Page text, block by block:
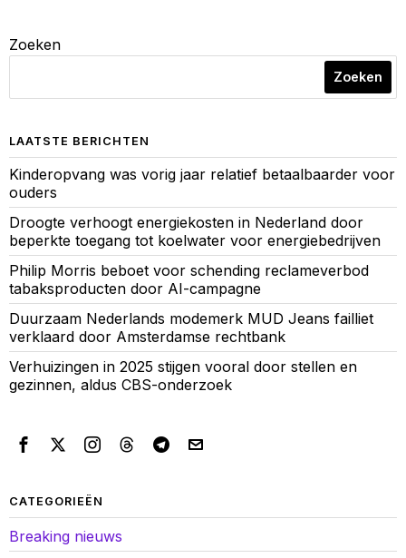
Zoeken
Zoeken
LAATSTE BERICHTEN
Kinderopvang was vorig jaar relatief betaalbaarder voor
ouders
Droogte verhoogt energiekosten in Nederland door
beperkte toegang tot koelwater voor energiebedrijven
Philip Morris beboet voor schending reclameverbod
tabaksproducten door AI-campagne
Duurzaam Nederlands modemerk MUD Jeans failliet
verklaard door Amsterdamse rechtbank
Verhuizingen in 2025 stijgen vooral door stellen en
gezinnen, aldus CBS-onderzoek
CATEGORIEËN
Breaking nieuws